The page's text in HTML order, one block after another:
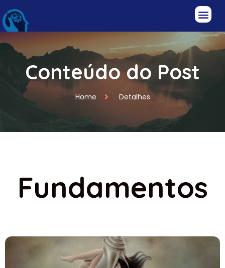
Conteúdo do Post
Home Detalhes
Fundamentos